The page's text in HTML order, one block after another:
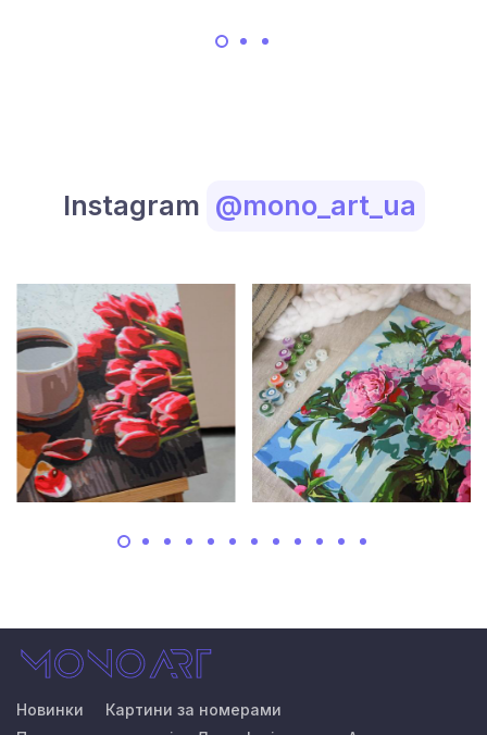
Instagram @mono_art_ua
Новинки
Картини за номерами